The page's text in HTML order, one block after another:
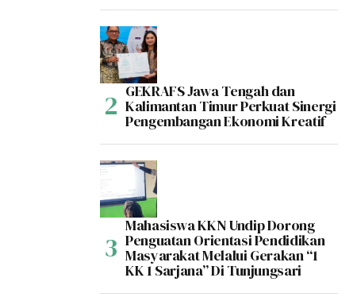
GEKRAFS Jawa Tengah dan
Kalimantan Timur Perkuat Sinergi
Pengembangan Ekonomi Kreatif
Mahasiswa KKN Undip Dorong
Penguatan Orientasi Pendidikan
Masyarakat Melalui Gerakan “1
KK 1 Sarjana” Di Tunjungsari